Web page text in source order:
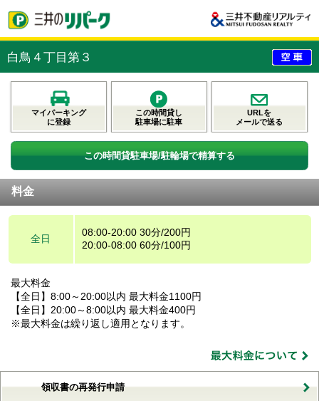
白鳥４丁目第３
マイパーキング
に登録
この時間貸し
駐車場に駐車
URLを
メールで送る
この時間貸駐車場/駐輪場で精算する
料金
全日
08:00-20:00 30分/200円
20:00-08:00 60分/100円
最大料金
【全日】8:00～20:00以内 最大料金1100円
【全日】20:00～8:00以内 最大料金400円
※最大料金は繰り返し適用となります。
領収書の再発行申請